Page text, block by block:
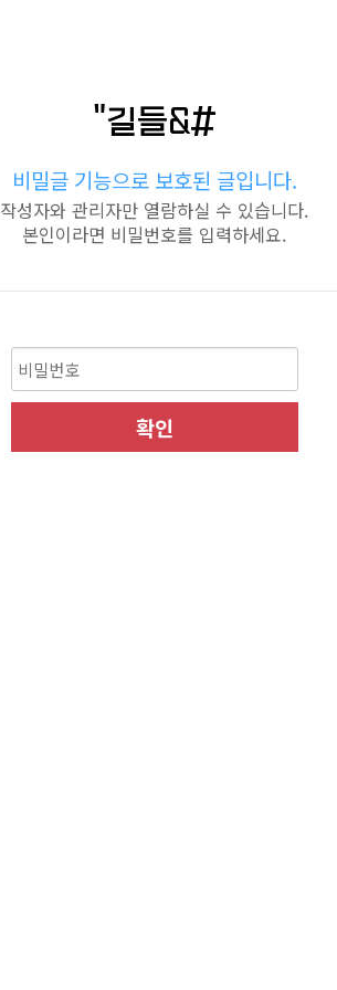
"길들&#
비밀글 기능으로 보호된 글입니다.
작성자와 관리자만 열람하실 수 있습니다.
본인이라면 비밀번호를 입력하세요.